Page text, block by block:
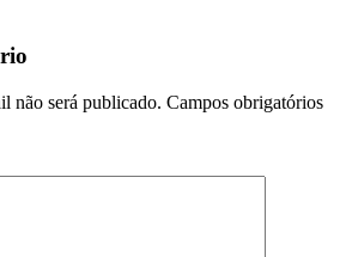
não será publicado. Campos obrigatórios